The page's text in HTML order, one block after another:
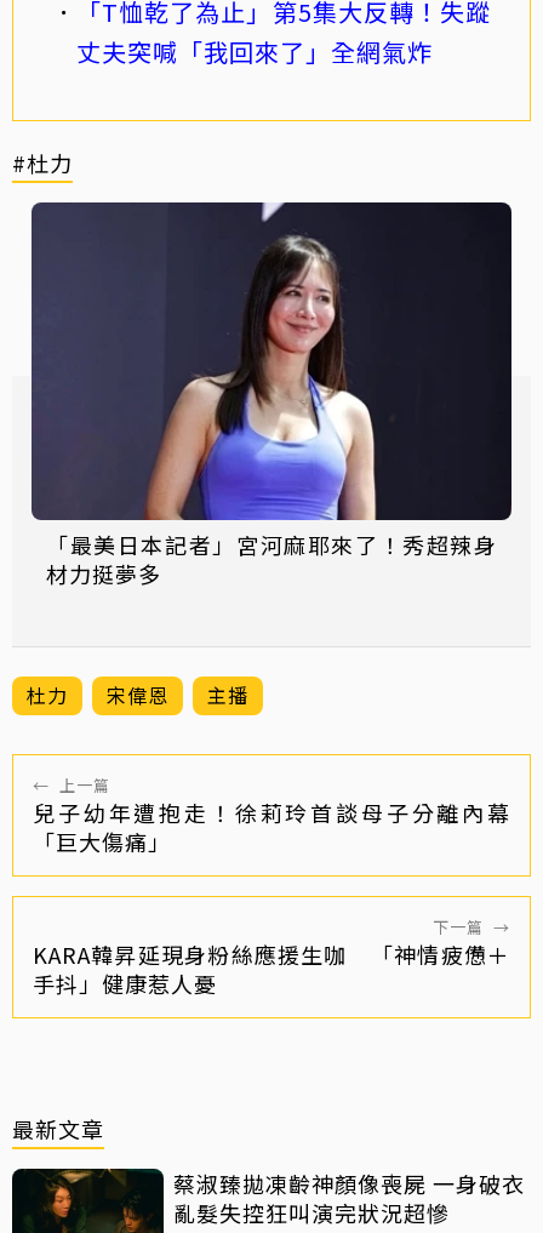
「T恤乾了為止」第5集大反轉！失蹤
丈夫突喊「我回來了」全網氣炸
#杜力
「最美日本記者」宮河麻耶來了！秀超辣身
材力挺夢多
杜力 宋偉恩 主播
← 上一篇
兒子幼年遭抱走！徐莉玲首談母子分離內幕
「巨大傷痛」
下一篇 →
KARA韓昇延現身粉絲應援生咖 「神情疲憊＋
手抖」健康惹人憂
最新文章
蔡淑臻拋凍齡神顏像喪屍 一身破衣
亂髮失控狂叫演完狀況超慘